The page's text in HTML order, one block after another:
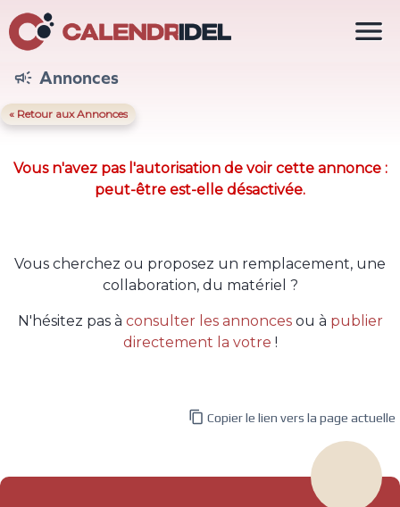
 Annonces
« Retour aux Annonces
Vous n'avez pas l'autorisation de voir cette annonce :
peut-être est-elle désactivée.
Vous cherchez ou proposez un remplacement, une
collaboration, du matériel ?
N'hésitez pas à consulter les annoncesou à publier
directement la votre !

 Copier le lien vers la page actuelle